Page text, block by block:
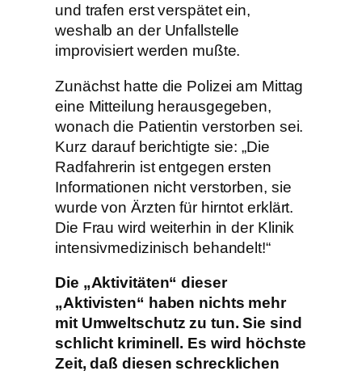
und trafen erst verspätet ein,
weshalb an der Unfallstelle
improvisiert werden mußte.
Zunächst hatte die Polizei am Mittag
eine Mitteilung herausgegeben,
wonach die Patientin verstorben sei.
Kurz darauf berichtigte sie: „Die
Radfahrerin ist entgegen ersten
Informationen nicht verstorben, sie
wurde von Ärzten für hirntot erklärt.
Die Frau wird weiterhin in der Klinik
intensivmedizinisch behandelt!“
Die „Aktivitäten“ dieser
„Aktivisten“ haben nichts mehr
mit Umweltschutz zu tun. Sie sind
schlicht kriminell. Es wird höchste
Zeit, daß diesen schrecklichen